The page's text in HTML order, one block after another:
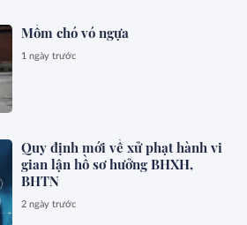
Mồm chó vó ngựa
1 ngày trước
Quy định mới về xử phạt hành vi
gian lận hồ sơ hưởng BHXH,
BHTN
2 ngày trước